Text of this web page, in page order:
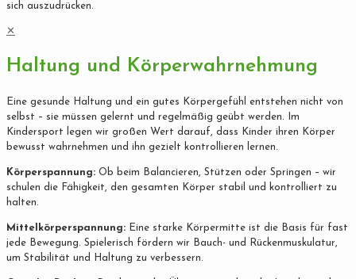
sich auszudrücken.
✕
Haltung und Körperwahrnehmung
Eine gesunde Haltung und ein gutes Körpergefühl entstehen nicht von
selbst – sie müssen gelernt und regelmäßig geübt werden. Im
Kindersport legen wir großen Wert darauf, dass Kinder ihren Körper
bewusst wahrnehmen und ihn gezielt kontrollieren lernen.
Körperspannung: Ob beim Balancieren, Stützen oder Springen – wir
schulen die Fähigkeit, den gesamten Körper stabil und kontrolliert zu
halten.
Mittelkörperspannung: Eine starke Körpermitte ist die Basis für fast
jede Bewegung. Spielerisch fördern wir Bauch- und Rückenmuskulatur,
um Stabilität und Haltung zu verbessern.